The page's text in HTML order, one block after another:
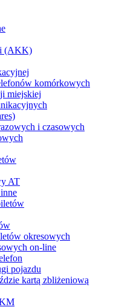
(AKK)
komórkowych
miejskiej
i czasowych
AT
okresowych
on-line
pojazdu
kartą zbliżeniową